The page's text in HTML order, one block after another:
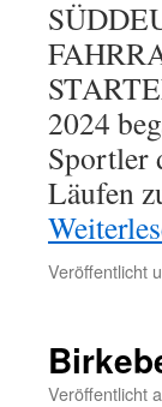
2024
Sportler
Läufen
Veröffentlicht
Veröffentlicht